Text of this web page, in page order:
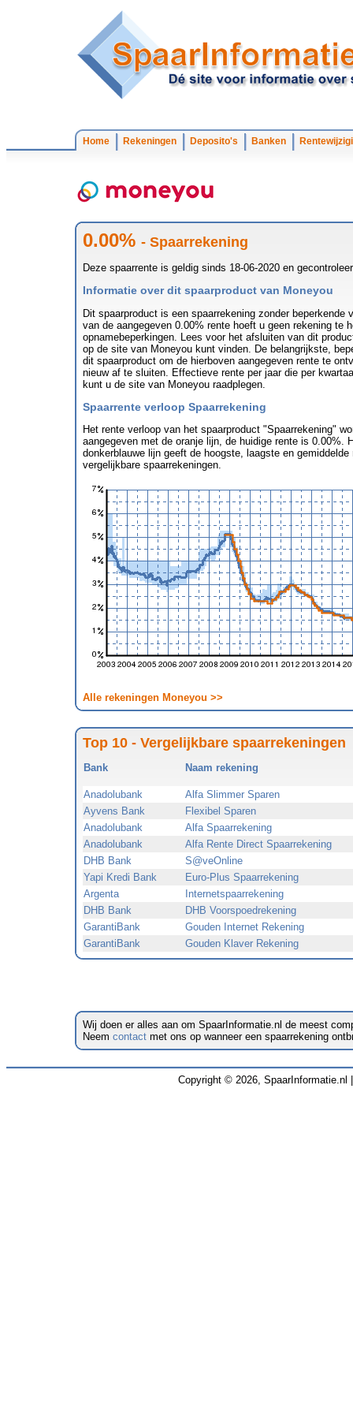
Home Rekeningen Deposito's Banken
0.00% - Spaarrekening
Deze spaarrente is geldig sinds 18-06-2020 en
Informatie over dit spaarproduct van Moneyou
Dit spaarproduct is een spaarrekening zonder beperkende
van de aangegeven 0.00% rente hoeft u geen rekening te
opnamebeperkingen. Lees voor het afsluiten van dit
op de site van Moneyou kunt vinden. De belangrijkste,
dit spaarproduct om de hierboven aangegeven rente te
nieuw af te sluiten. Effectieve rente per jaar die per
kunt u de site van Moneyou raadplegen.
Spaarrente verloop Spaarrekening
Het rente verloop van het spaarproduct "Spaarrekening"
aangegeven met de oranje lijn, de huidige rente is 0.00%.
donkerblauwe lijn geeft de hoogste, laagste en gemiddelde
vergelijkbare spaarrekeningen.
Alle rekeningen Moneyou >>
Top 10 - Vergelijkbare spaarrekeningen
Bank Naam rekening
Anadolubank
Alfa Slimmer Sparen
Ayvens Bank
Flexibel Sparen
Anadolubank
Alfa Spaarrekening
Anadolubank
Alfa Rente Direct Spaarrekening
DHB Bank
S@veOnline
Yapi Kredi Bank
Euro-Plus Spaarrekening
Argenta
Internetspaarrekening
DHB Bank
DHB Voorspoedrekening
GarantiBank
Gouden Internet Rekening
GarantiBank
Gouden Klaver Rekening
Wij doen er alles aan om SpaarInformatie.nl de meest
Neem contact met ons op wanneer een spaarrekening
Copyright © 2026, SpaarInformatie.nl